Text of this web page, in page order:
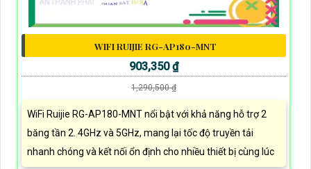
WIFI RUIJIE RG-AP180-MNT
903,350 ₫
1,290,500 ₫
WiFi Ruijie RG-AP180-MNT nổi bật với khả năng hỗ trợ 2
băng tần 2. 4GHz và 5GHz, mang lại tốc độ truyền tải
nhanh chóng và kết nối ổn định cho nhiều thiết bị cùng lúc